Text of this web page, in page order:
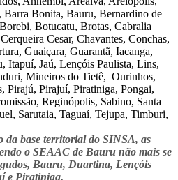
Bonita, Bauru, Bernardino de
Botucatu, Brotas, Cabralia
Cesar, Chavantes, Conchas,
Guaiçara, Guarantã, Iacanga,
Itapuí, Jaú, Lençóis Paulista, Lins,
Mineiros do Tietê, Ourinhos,
Pirajú, Pirajuí, Piratiniga, Pongai,
Reginópolis, Sabino, Santa
Sarutaia, Taguaí, Tejupa, Timburi,
da base territorial do SINSA, as
o SEAAC de Bauru não mais se
Bauru, Duartina, Lençóis
e Piratiniga.